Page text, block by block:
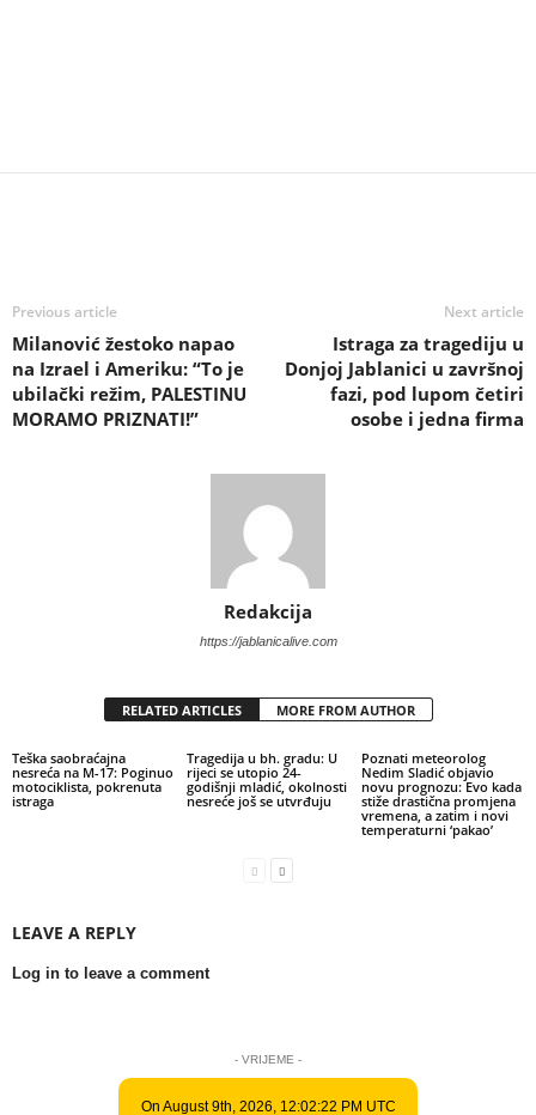
Previous article
Milanović žestoko napao
na Izrael i Ameriku: “To je
ubilački režim, PALESTINU
MORAMO PRIZNATI!”
Next article
Istraga za tragediju u
Donjoj Jablanici u završnoj
fazi, pod lupom četiri
osobe i jedna firma
Redakcija
https://jablanicalive.com
RELATED ARTICLES MORE FROM AUTHOR
Teška saobraćajna
nesreća na M-17: Poginuo
motociklista, pokrenuta
istraga
Tragedija u bh. gradu: U
rijeci se utopio 24-
godišnji mladić, okolnosti
nesreće još se utvrđuju
Poznati meteorolog
Nedim Sladić objavio
novu prognozu: Evo kada
stiže drastična promjena
vremena, a zatim i novi
temperaturni ‘pakao’
LEAVE A REPLY
Log in to leave a comment
- VRIJEME -
On August 9th, 2026, 12:02:22 PM UTC